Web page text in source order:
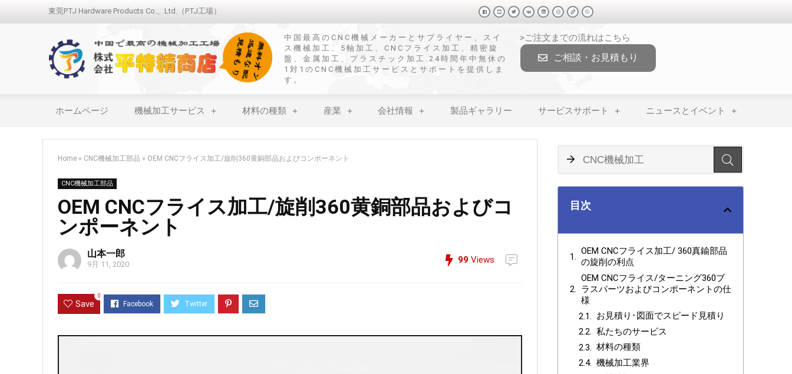
東莞PTJ Hardware Products Co.、Ltd.（PTJ工場）
中国最高のCNC機械メーカーとサプライヤー、スイ
ス機械加工、5軸加工、CNCフライス加工、精密旋
盤、金属加工、プラスチック加工.24時間年中無休の
1対1のCNC機械加工サービスとサポートを提供しま
す。
>ご注文までの流れはこちら
ご相談・お見積もり
ホームページ 機械加工サービス 材料の種類 産業 会社情報 製品ギャラリー サービスサポート ニュースとイベント
Home » CNC機械加工部品 » OEM CNCフライス加工/旋削360黄銅部品およびコンポーネント
CNC機械加工部品
OEM CNCフライス加工/旋削360黄銅部品およびコ
ンポーネント
山本一郎
9月 11, 2020 99 Views
Save
0
目次
OEM CNCフライス加工/ 360真鍮部品
の旋削の利点
OEM CNCフライス/ターニング360ブ
ラスパーツおよびコンポーネントの仕
様
お見積り･図面でスピード見積り
私たちのサービス
材料の種類
機械加工業界